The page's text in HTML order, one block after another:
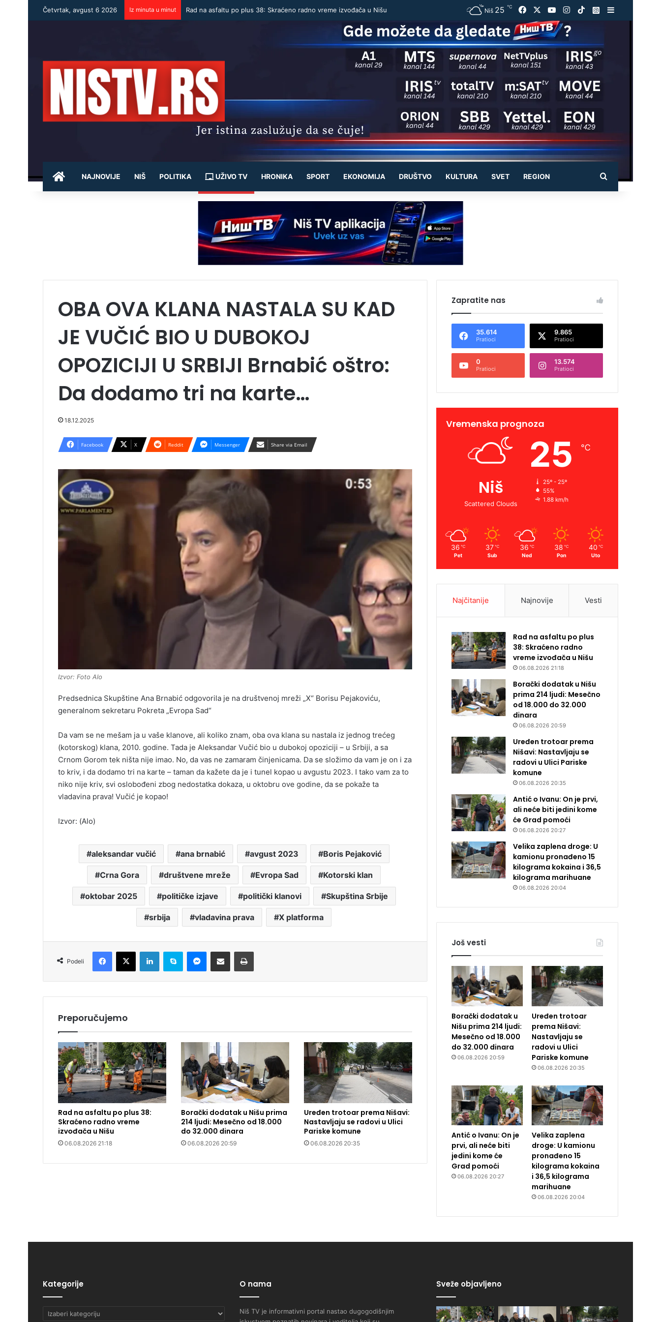
Četvrtak, avgust 6 2026 Iz minuta u minut Rad na asfaltu po plus 38: Skraćeno radno vreme izvođača u Nišu Niš 25 ℃ Facebook YouTubeInstagram
TikTokInstagram
POČETNA
NAJNOVIJE NIŠ POLITIKA UŽIVO TV HRONIKA SPORT EKONOMIJA DRUŠTVO KULTURA SVET REGION Pretraži
OBA OVA KLANA NASTALA SU KAD
JE VUČIĆ BIO U DUBOKOJ
OPOZICIJI U SRBIJI Brnabić oštro:
Da dodamo tri na karte…
18.12.2025
Facebook X Reddit Messenger Share via Email
Izvor: Foto Alo
Predsednica Skupštine Ana Brnabić odgovorila je na društvenoj mreži „X“ Borisu Pejakoviću,
generalnom sekretaru Pokreta „Evropa Sad“
Da vam se ne mešam ja u vaše klanove, ali koliko znam, oba ova klana su nastala iz jednog trećeg
(kotorskog) klana, 2010. godine. Tada je Aleksandar Vučić bio u dubokoj opoziciji – u Srbiji, a sa
Crnom Gorom tek ništa nije imao. No, da vas ne zamaram činjenicama. Da se složimo da vam je on i za
to kriv, i da dodamo tri na karte – taman da kažete da je i tunel kopao u avgustu 2023. I tako vam za to
niko nije kriv, svi oslobođeni zbog nedostatka dokaza, u oktobru ove godine, da se pokaže ta
vladavina prava! Vučić je kopao!
Izvor: (Alo)
aleksandar vučić ana brnabić avgust 2023 Boris Pejaković
Crna Gora društvene mreže Evropa Sad Kotorski klan
oktobar 2025 političke izjave politički klanovi Skupština Srbije
srbija vladavina prava X platforma
Podeli
Preporučujemo
Rad na asfaltu po plus 38:
Skraćeno radno vreme
izvođača u Nišu
06.08.2026 21:18
Borački dodatak u Nišu prima
214 ljudi: Mesečno od 18.000
do 32.000 dinara
06.08.2026 20:59
Uređen trotoar prema Nišavi:
Nastavljaju se radovi u Ulici
Pariske komune
06.08.2026 20:35
Zapratite nas
35.614
Pratioci
9.865
Pratioci
0
Pratioci
13.574
Pratioci
Vremenska prognoza
Niš
Scattered Clouds
25 ℃
25º - 25º
55%
1.88 km/h
36 ℃
Pet
37 ℃
Sub
36 ℃
Ned
38 ℃
Pon
40 ℃
Uto
Najčitanije Najnovije Vesti
Rad na asfaltu po plus
38: Skraćeno radno
vreme izvođača u Nišu
06.08.2026 21:18
Borački dodatak u Nišu
prima 214 ljudi: Mesečno
od 18.000 do 32.000
dinara
06.08.2026 20:59
Uređen trotoar prema
Nišavi: Nastavljaju se
radovi u Ulici Pariske
komune
06.08.2026 20:35
Antić o Ivanu: On je prvi,
ali neće biti jedini kome
će Grad pomoći
06.08.2026 20:27
Velika zaplena droge: U
kamionu pronađeno 15
kilograma kokaina i 36,5
kilograma marihuane
06.08.2026 20:04
Još vesti
Borački dodatak u
Nišu prima 214 ljudi:
Mesečno od 18.000
do 32.000 dinara
06.08.2026 20:59
Uređen trotoar
prema Nišavi:
Nastavljaju se
radovi u Ulici
Pariske komune
06.08.2026 20:35
Antić o Ivanu: On je
prvi, ali neće biti
jedini kome će
Grad pomoći
06.08.2026 20:27
Velika zaplena
droge: U kamionu
pronađeno 15
kilograma kokaina
i 36,5 kilograma
marihuane
06.08.2026 20:04
Kategorije
Kategorije
O nama
Niš TV je informativni portal nastao dugogodišnjim
Sveže objavljeno